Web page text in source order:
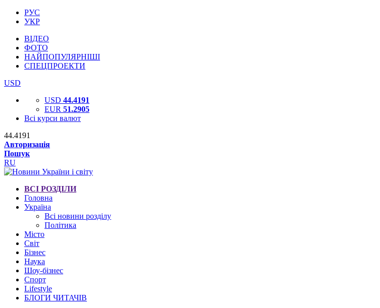
РУС
УКР
ВІДЕО
ФОТО
НАЙПОПУЛЯРНІШІ
СПЕЦПРОЕКТИ
USD
USD 44.4191
EUR 51.2905
Всі курси валют
44.4191
Авторизація
Пошук
RU
ВСІ РОЗДІЛИ
Головна
Україна
Всі новини розділу
Політика
Місто
Світ
Бізнес
Наука
Шоу-бізнес
Спорт
Lifestyle
БЛОГИ ЧИТАЧІВ